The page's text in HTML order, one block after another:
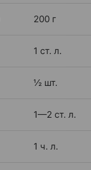
200 г
1 ст. л.
½ шт.
1—2 ст. л.
1 ч. л.